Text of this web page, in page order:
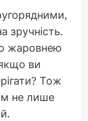
зручність.
жаровнею
ви
Тож
не лише